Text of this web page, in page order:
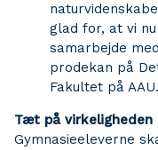
glad for, at vi
samarbejde
prodekan på
Fakultet på AAU.
Tæt på virkeligheden
Gymnasieeleverne